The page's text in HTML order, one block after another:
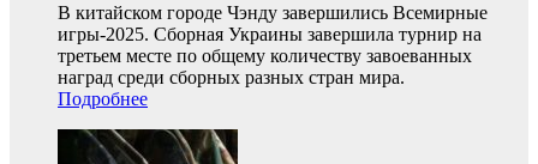
В китайском городе Чэнду завершились Всемирные
игры-2025. Сборная Украины завершила турнир на
третьем месте по общему количеству завоеванных
наград среди сборных разных стран мира.
Подробнее